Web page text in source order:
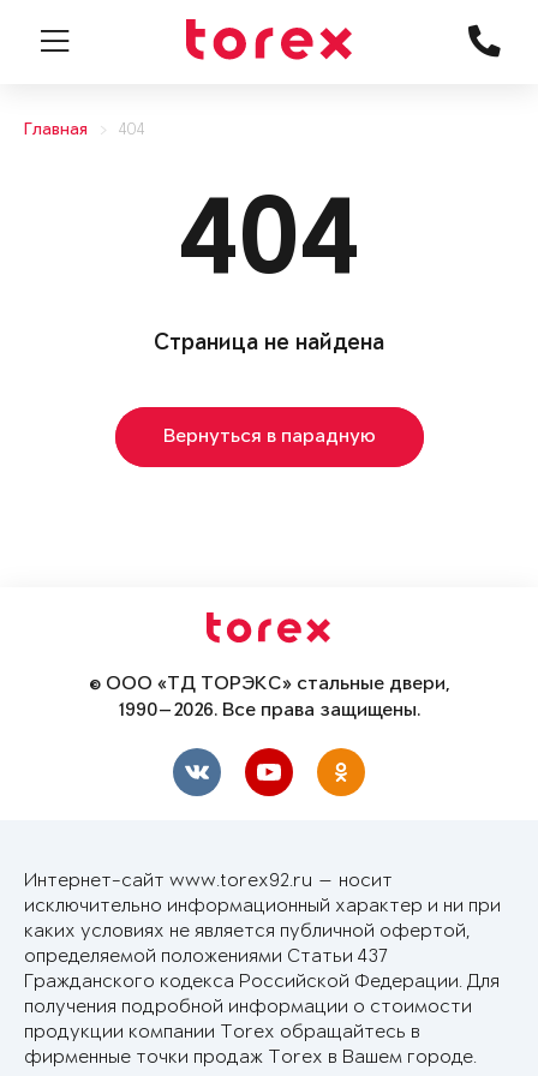
Главная 404
404
Страница не найдена
Вернуться в парадную
© ООО «ТД ТОРЭКС» стальные двери,
1990—2026. Все права защищены.
Интернет-сайт www.torex92.ru — носит
исключительно информационный характер и ни при
каких условиях не является публичной офертой,
определяемой положениями Статьи 437
Гражданского кодекса Российской Федерации. Для
получения подробной информации о стоимости
продукции компании Torex обращайтесь в
фирменные точки продаж Torex в Вашем городе.